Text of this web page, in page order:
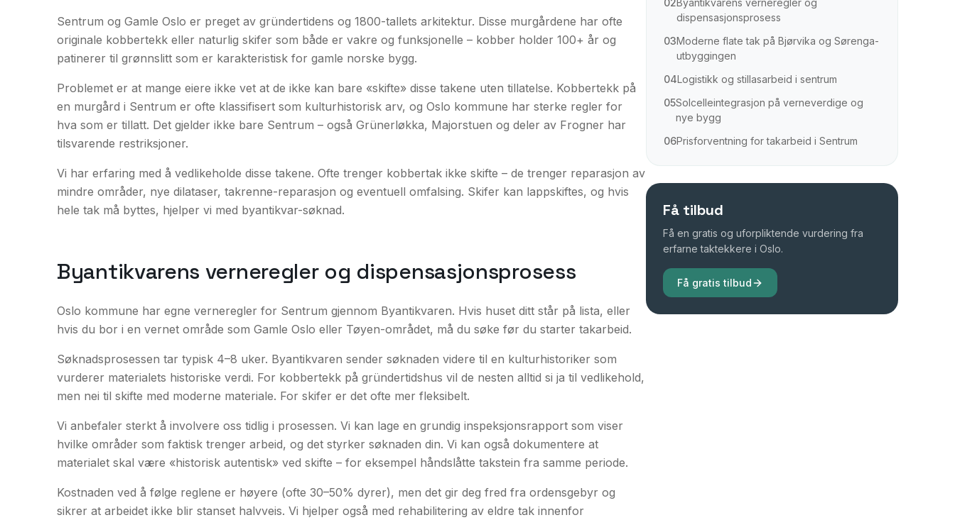
Sentrum og Gamle Oslo er preget av gründertidens og 1800-tallets arkitektur. Disse murgårdene har ofte
originale kobbertekk eller naturlig skifer som både er vakre og funksjonelle – kobber holder 100+ år og
patinerer til grønnslitt som er karakteristisk for gamle norske bygg.
Problemet er at mange eiere ikke vet at de ikke kan bare «skifte» disse takene uten tillatelse. Kobbertekk på
en murgård i Sentrum er ofte klassifisert som kulturhistorisk arv, og Oslo kommune har sterke regler for
hva som er tillatt. Det gjelder ikke bare Sentrum – også Grünerløkka, Majorstuen og deler av Frogner har
tilsvarende restriksjoner.
Vi har erfaring med å vedlikeholde disse takene. Ofte trenger kobbertak ikke skifte – de trenger reparasjon av
mindre områder, nye dilataser, takrenne-reparasjon og eventuell omfalsing. Skifer kan lappskiftes, og hvis
hele tak må byttes, hjelper vi med byantikvar-søknad.
Byantikvarens verneregler og dispensasjonsprosess
Oslo kommune har egne verneregler for Sentrum gjennom Byantikvaren. Hvis huset ditt står på lista, eller
hvis du bor i en vernet område som Gamle Oslo eller Tøyen-området, må du søke før du starter takarbeid.
Søknadsprosessen tar typisk 4–8 uker. Byantikvaren sender søknaden videre til en kulturhistoriker som
vurderer materialets historiske verdi. For kobbertekk på gründertidshus vil de nesten alltid si ja til vedlikehold,
men nei til skifte med moderne materiale. For skifer er det ofte mer fleksibelt.
Vi anbefaler sterkt å involvere oss tidlig i prosessen. Vi kan lage en grundig inspeksjonsrapport som viser
hvilke områder som faktisk trenger arbeid, og det styrker søknaden din. Vi kan også dokumentere at
materialet skal være «historisk autentisk» ved skifte – for eksempel håndslåtte takstein fra samme periode.
Kostnaden ved å følge reglene er høyere (ofte 30–50% dyrer), men det gir deg fred fra ordensgebyr og
sikrer at arbeidet ikke blir stanset halvveis. Vi hjelper også med rehabilitering av eldre tak innenfor
02Byantikvarens verneregler og
dispensasjonsprosess
03Moderne flate tak på Bjørvika og Sørenga-
utbyggingen
04Logistikk og stillasarbeid i sentrum
05Solcelleintegrasjon på verneverdige og
nye bygg
06Prisforventning for takarbeid i Sentrum
Få tilbud
Få en gratis og uforpliktende vurdering fra
erfarne taktekkere i Oslo.
Få gratis tilbud